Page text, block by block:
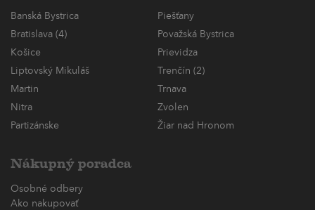
Banská Bystrica
Piešťany
Bratislava (4)
Považská Bystrica
Košice
Prievidza
Liptovský Mikuláš
Trenčín (2)
Martin
Trnava
Nitra
Zvolen
Partizánske
Žiar nad Hronom
Nákupný poradca
Osobné odbery
Ako nakupovať